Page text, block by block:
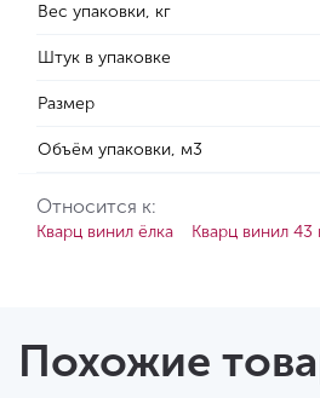
Вес упаковки, кг
Штук в упаковке
Размер
Объём упаковки, м3
Относится к:
Кварц винил ёлка Кварц винил 43
Похожие